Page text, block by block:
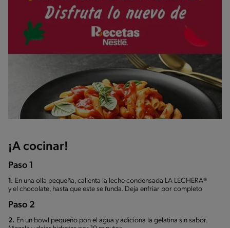
¡A cocinar!
Paso 1
1. En una olla pequeña, calienta la leche condensada LA LECHERA®
y el chocolate, hasta que este se funda. Deja enfriar por completo
Paso 2
2. En un bowl pequeño pon el agua y adiciona la gelatina sin sabor.